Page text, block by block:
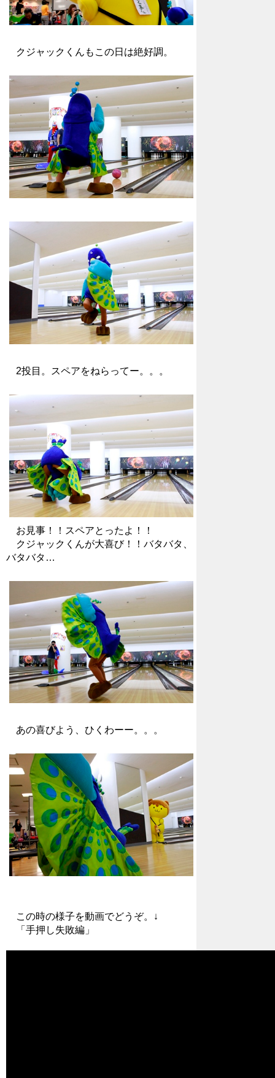
クジャックくんもこの日は絶好調。
2投目。スペアをねらってー。。。
お見事！！スペアとったよ！！
クジャックくんが大喜び！！バタバタ、
バタバタ…
あの喜びよう、ひくわーー。。。
この時の様子を動画でどうぞ。↓
「手押し失敗編」